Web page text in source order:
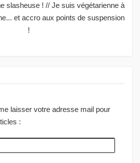
slasheuse ! // Je suis végétarienne à
et accro aux points de suspension
!
laisser votre adresse mail pour
: